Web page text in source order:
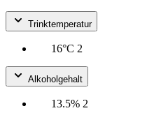
Trinktemperatur
16°C 2
Alkoholgehalt
13.5% 2